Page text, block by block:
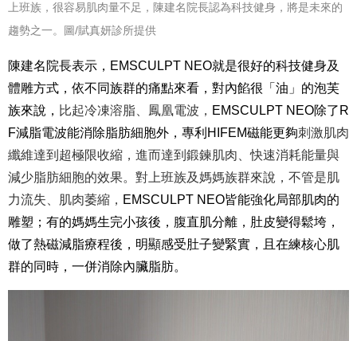
上班族，很容易肌肉量不足，陳建名院長認為科技健身，將是未來的
趨勢之一。
圖/賦真妍診所提供
陳建名院長表示， EMSCULPT NEO就是很好的科技健身及
體雕方式，依不同族群的痛點來看，對內餡很「油」的泡芙
族來說， 比起冷凍溶脂、鳳凰電波， EMSCULPT NEO除了R
F減脂電波能消除脂肪細胞外，專利HIFEM磁能更夠刺激肌肉
纖維達到超極限收縮，進而達到鍛鍊肌肉、快速消耗能量與
減少脂肪細胞的效果。對上班族及媽媽族群來說，不管是肌
力流失、肌肉萎縮， EMSCULPT NEO皆能強化局部肌肉的
雕塑； 有的媽媽生完小孩後，腹直肌分離，肚皮變得鬆垮，
做了熱磁減脂療程後，明顯感受肚子變緊實，且在練核心肌
群的同時，一併消除內臟脂肪。